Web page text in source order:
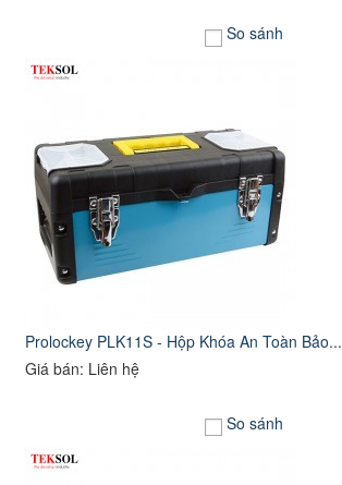
So sánh
Prolockey PLK11S - Hộp Khóa An Toàn Bảo...
Giá bán: Liên hệ
So sánh